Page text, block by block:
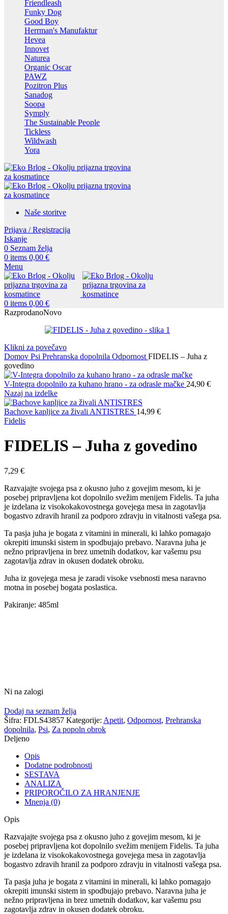
Friendleash
Funky Dog
Good Boy
Herrman's Manufaktur
Hevea
Innovet
Naturea
Organic Oscar
PAWZ
Pozitron Plus
Sanadog
Soopa
Symply
The Sustainable People
Tickless
Wildwash
Yora
Naše storitve
Prijava / Registracija
Iskanje
0 Seznam želja
0 items 0,00 €
Menu
0 items 0,00 €
RazprodanoNovo
Klikni za povečavo
Domov Psi Prehranska dopolnila Odpornost FIDELIS – Juha z
govedino
V-Integra dopolnilo za kuhano hrano - za odrasle mačke 24,90 €
Nazaj na izdelke
Bachove kapljice za živali ANTISTRES 14,99 €
Fidelis
FIDELIS – Juha z govedino
7,29 €
Razvajajte svojega psa z okusno juho z govejim mesom, ki je
posebej pripravljena kot dopolnilo svežim menijem Fidelis. Ta juha
je izdelana iz visokokakovostnega govejega mesa in zagotavlja
bogastvo zdravih hranil za podporo zdravju in vitalnosti vašega psa.
Ta pasja juha je bogata z vitamini in minerali, ki lahko pomagajo
okrepiti imunski sistem in spodbujajo prebavo. Naravna juha je
nežno pripravljena in brez umetnih dodatkov, kar vašemu psu
zagotavlja zdrav in okusen dodatek obroku.
Juha iz govejega mesa je zaradi visoke vsebnosti mesa naravno
motna in posebej bogata poslastica.
Pakiranje: 485ml
Ni na zalogi
Dodaj na seznam želja
Šifra: FDLS43857 Kategorije: Apetit, Odpornost, Prehranska
dopolnila, Psi, Za popoln obrok
Deljeno
Opis
Dodatne podrobnosti
SESTAVA
ANALIZA
PRIPOROČILO ZA HRANJENJE
Mnenja (0)
Opis
Razvajajte svojega psa z okusno juho z govejim mesom, ki je
posebej pripravljena kot dopolnilo svežim menijem Fidelis. Ta juha
je izdelana iz visokokakovostnega govejega mesa in zagotavlja
bogastvo zdravih hranil za podporo zdravju in vitalnosti vašega psa.
Ta pasja juha je bogata z vitamini in minerali, ki lahko pomagajo
okrepiti imunski sistem in spodbujajo prebavo. Naravna juha je
nežno pripravljena in brez umetnih dodatkov, kar vašemu psu
zagotavlja zdrav in okusen dodatek obroku.